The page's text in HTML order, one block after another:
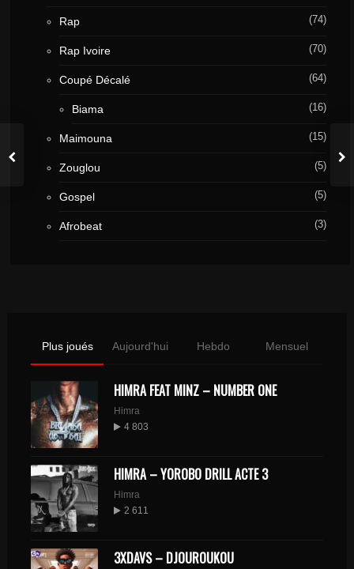
Rap (74)
Rap Ivoire (70)
Coupé Décalé (64)
Biama (16)
Maimouna (15)
Zouglou (5)
Gospel (5)
Afrobeat (3)
Plus joués Aujourd'hui Hebdo Mensuel
HIMRA FEAT MINZ – NUMBER ONE
Himra
4 803
HIMRA – YOROBO DRILL ACTE 3
Himra
2 611
3XDAVS – DJOUROUKOU